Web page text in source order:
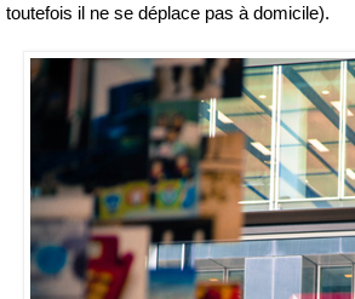
toutefois il ne se déplace pas à domicile).